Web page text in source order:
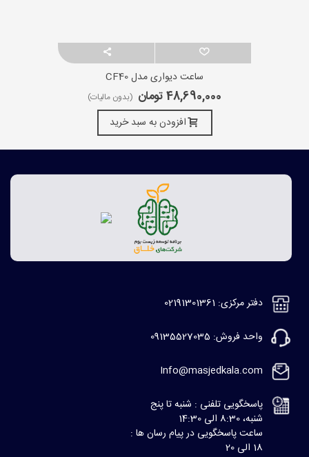
ساعت دیواری مدل CF40
48,690,000 تومان (بدون مالیات)
افزودن به سبد خرید
دفتر مرکزی: 02191301361
واحد فروش: 09135527035
Info@masjedkala.com
پاسخگویی تلفنی : شنبه تا پنج
شنبه، 8:30 الی 14:30
ساعت پاسخگویی در پیام رسان ها :
18 الی 20